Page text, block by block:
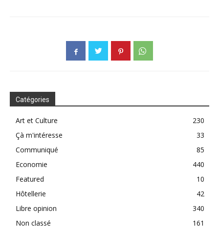
Catégories
Art et Culture
230
Çà m'intéresse
33
Communiqué
85
Economie
440
Featured
10
Hôtellerie
42
Libre opinion
340
Non classé
161